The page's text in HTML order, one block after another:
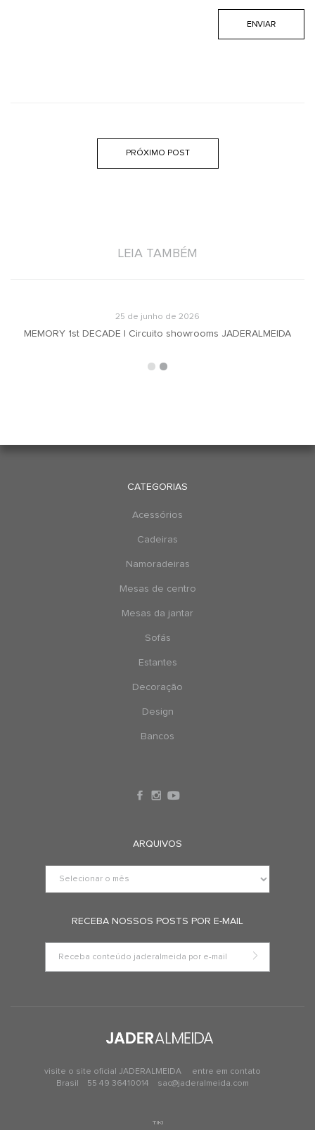
PRÓXIMO POST
LEIA TAMBÉM
25 de junho de 2026
MEMORY 1st DECADE | Circuito showrooms JADERALMEIDA
CATEGORIAS
Acessórios
Cadeiras
Namoradeiras
Mesas de centro
Mesas da jantar
Sofás
Estantes
Decoração
Design
Bancos
ARQUIVOS
RECEBA NOSSOS POSTS POR E-MAIL
visite o site oficial JADERALMEIDA
entre em contato
Brasil
55 49 36410014 sac@jaderalmeida.com